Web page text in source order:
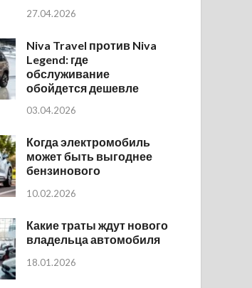
27.04.2026
Niva Travel против Niva
Legend: где
обслуживание
обойдется дешевле
03.04.2026
Когда электромобиль
может быть выгоднее
бензинового
10.02.2026
Какие траты ждут нового
владельца автомобиля
18.01.2026